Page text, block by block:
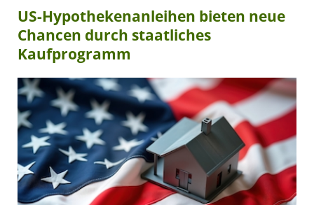
US-Hypothekenanleihen bieten neue
Chancen durch staatliches
Kaufprogramm